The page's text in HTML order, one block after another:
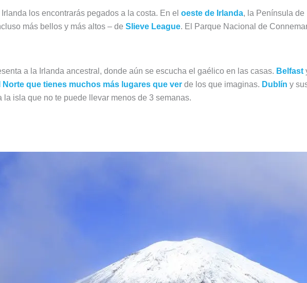
los encontrarás pegados a la costa. En el oeste de Irlanda, la Península
más bellos y más altos – de Slieve League. El Parque Nacional de
a la Irlanda ancestral, donde aún se escucha el gaélico en las casas. Belfast
Norte que tienes muchos más lugares que ver de los que imaginas. Dublín y
la isla que no te puede llevar menos de 3 semanas.